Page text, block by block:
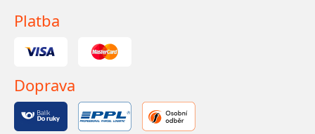
Platba
Doprava